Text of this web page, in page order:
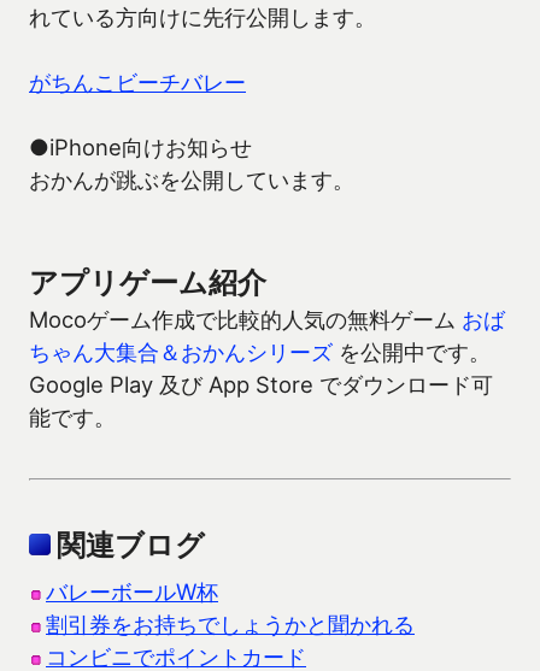
れている方向けに先行公開します。
がちんこビーチバレー
●iPhone向けお知らせ
おかんが跳ぶを公開しています。
アプリゲーム紹介
Mocoゲーム作成で比較的人気の無料ゲーム おば
ちゃん大集合＆おかんシリーズ を公開中です。
Google Play 及び App Store でダウンロード可
能です。
関連ブログ
バレーボールW杯
割引券をお持ちでしょうかと聞かれる
コンビニでポイントカード